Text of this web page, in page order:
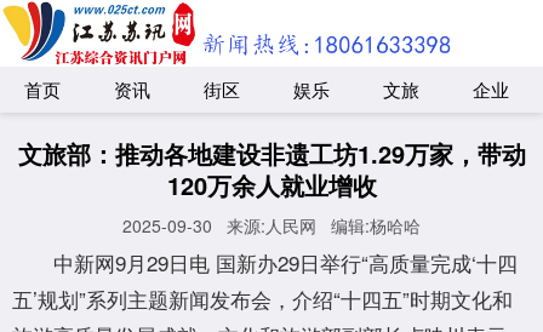
首页 资讯 街区 娱乐 文旅 企业
文旅部：推动各地建设非遗工坊1.29万家，带动
120万余人就业增收
2025-09-30 来源:人民网 编辑:杨哈哈
中新网9月29日电 国新办29日举行“高质量完成‘十四
五’规划”系列主题新闻发布会，介绍“十四五”时期文化和